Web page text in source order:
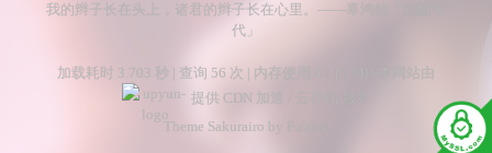
我的辫子长在头上，诸君的辫子长在心里。——辜鸿铭「觉醒年
代」
加载耗时 3.703 秒 | 查询 56 次 | 内存使用 43.15 MB 本网站由
提供 CDN 加速 / 云存储 服务
Theme Sakurairo by Fuukei